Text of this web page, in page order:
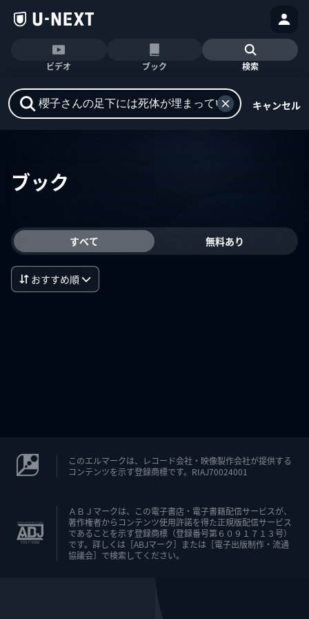
ビデオ ブック 検索
キャンセル
ブック
すべて 無料あり
おすすめ順
このエルマークは、レコード会社・映像製作会社が提供する
コンテンツを示す登録商標です。RIAJ70024001
ＡＢＪマークは、この電子書店・電子書籍配信サービスが、
著作権者からコンテンツ使用許諾を得た正規版配信サービス
であることを示す登録商標（登録番号第６０９１７１３号）
です。詳しくは［ABJマーク］または［電子出版制作・流通
協議会］で検索してください。